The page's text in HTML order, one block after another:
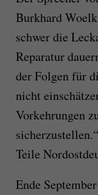
Burkhard
schwer die
Reparatur
der Folgen für
nicht
Vorkehrungen
Teile
Ende